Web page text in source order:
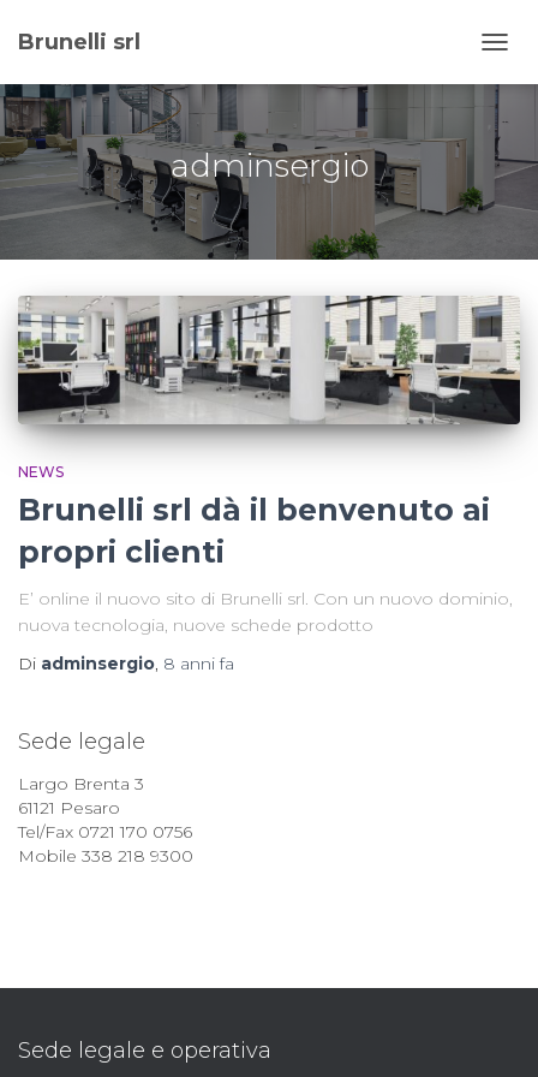
Brunelli srl
adminsergio
NEWS
Brunelli srl dà il benvenuto ai
propri clienti
E’ online il nuovo sito di Brunelli srl. Con un nuovo dominio,
nuova tecnologia, nuove schede prodotto
Di adminsergio 8 annifa
Sede legale
Largo Brenta 3
61121 Pesaro
Tel/Fax 0721 170 0756
Mobile 338 218 9300
Sede legale e operativa